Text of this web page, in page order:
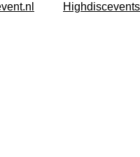
Highdiscevents